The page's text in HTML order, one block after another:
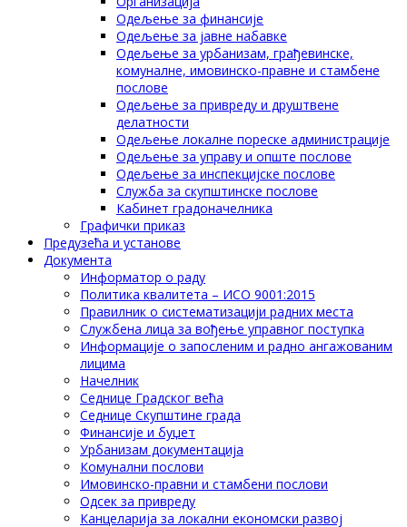
Одељење за финансије
Одељење за јавне набавке
Одељење за урбанизам, грађевинске,
комуналне, имовинско-правне и стамбене
послове
Одељење за привреду и друштвене
делатности
Одељење локалне пореске администрације
Одељење за управу и опште послове
Одељење за инспекцијске послове
Служба за скупштинске послове
Кабинет градоначелника
Графички приказ
Предузећа и установе
Документа
Информатор о раду
Политика квалитета – ИСО 9001:2015
Правилник о систематизацији радних места
Службена лица за вођење управног поступка
Информације о запосленим и радно ангажованим
лицима
Начелник
Седнице Градског већа
Седнице Скупштине града
Финансије и буџет
Урбанизам документација
Комунални послови
Имовинско-правни и стамбени послови
Одсек за привреду
Канцеларија за локални економски развој